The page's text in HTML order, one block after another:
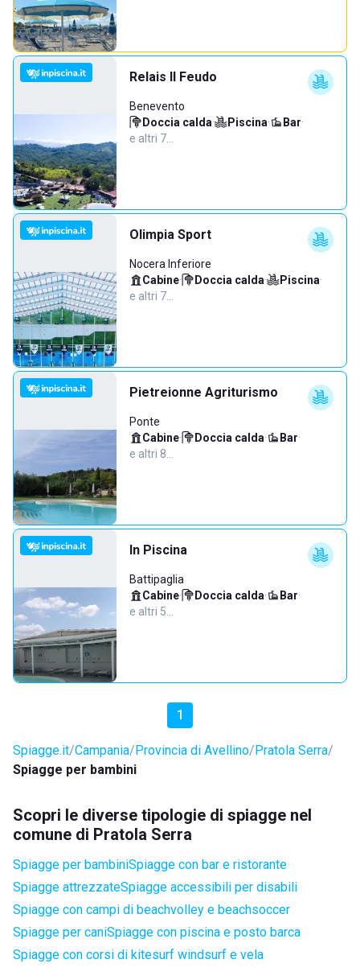
Relais Il Feudo
Benevento
Doccia calda· Piscina· Bar·
e altri 7…
Olimpia Sport
Nocera Inferiore
Cabine· Doccia calda· Piscina·
e altri 7…
Pietreionne Agriturismo
Ponte
Cabine· Doccia calda· Bar·
e altri 8…
In Piscina
Battipaglia
Cabine· Doccia calda· Bar·
e altri 5…
1
Spiagge.it Campania Provincia di Avellino Pratola Serra
Spiagge per bambini
Scopri le diverse tipologie di spiagge nel
comune di Pratola Serra
Spiagge per bambiniSpiagge con bar e ristorante
Spiagge attrezzateSpiagge accessibili per disabili
Spiagge con campi di beachvolley e beachsoccer
Spiagge per caniSpiagge con piscina e posto barca
Spiagge con corsi di kitesurf windsurf e vela